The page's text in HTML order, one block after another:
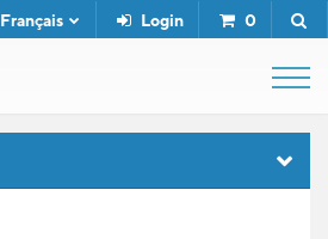
Login 0
Français